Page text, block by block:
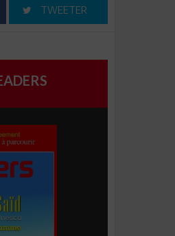
TWEETER